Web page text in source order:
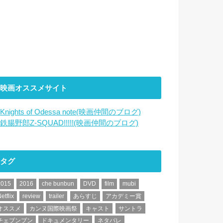
映画オススメサイト
Knights of Odessa note(映画仲間のブログ)
鉄腸野郎Z-SQUAD!!!!!(映画仲間のブログ)
タグ
2016 che bunbun DVD film
mubi
review trailer あらすじ
アカデミー賞
ススメ
カンヌ国際映画祭 キャスト
サントラ
ェブンブン
ドキュメンタリー
ネタバレ